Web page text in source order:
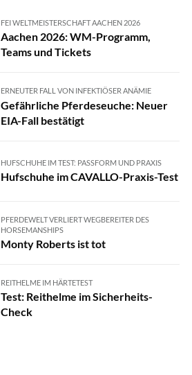
FEI WELTMEISTERSCHAFT AACHEN 2026
Aachen 2026: WM-Programm,
Teams und Tickets
ERNEUTER FALL VON INFEKTIÖSER ANÄMIE
Gefährliche Pferdeseuche: Neuer
EIA-Fall bestätigt
HUFSCHUHE IM TEST: PASSFORM UND PRAXIS
Hufschuhe im CAVALLO-Praxis-Test
PFERDEWELT VERLIERT WEGBEREITER DES
HORSEMANSHIPS
Monty Roberts ist tot
REITHELME IM HÄRTETEST
Test: Reithelme im Sicherheits-
Check